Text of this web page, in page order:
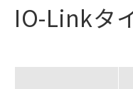
IO-Linkタ